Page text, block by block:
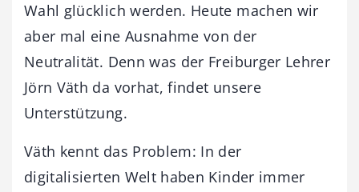
Wahl glücklich werden. Heute machen wir
aber mal eine Ausnahme von der
Neutralität. Denn was der Freiburger Lehrer
Jörn Väth da vorhat, findet unsere
Unterstützung.
Väth kennt das Problem: In der
digitalisierten Welt haben Kinder immer